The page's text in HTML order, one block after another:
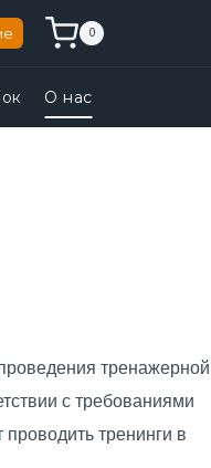
0
О нас
тренажерной
с требованиями
тренинги в